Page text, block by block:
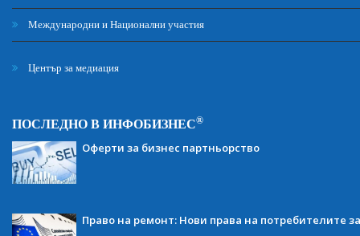
Международни и Национални участия
Център за медиация
ПОСЛЕДНО В ИНФОБИЗНЕС®
Оферти за бизнес партньорство
Право на ремонт: Нови права на потребителите